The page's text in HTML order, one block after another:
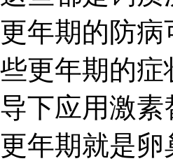
更年期的防
些更年期的
导下应用激
更年期就是